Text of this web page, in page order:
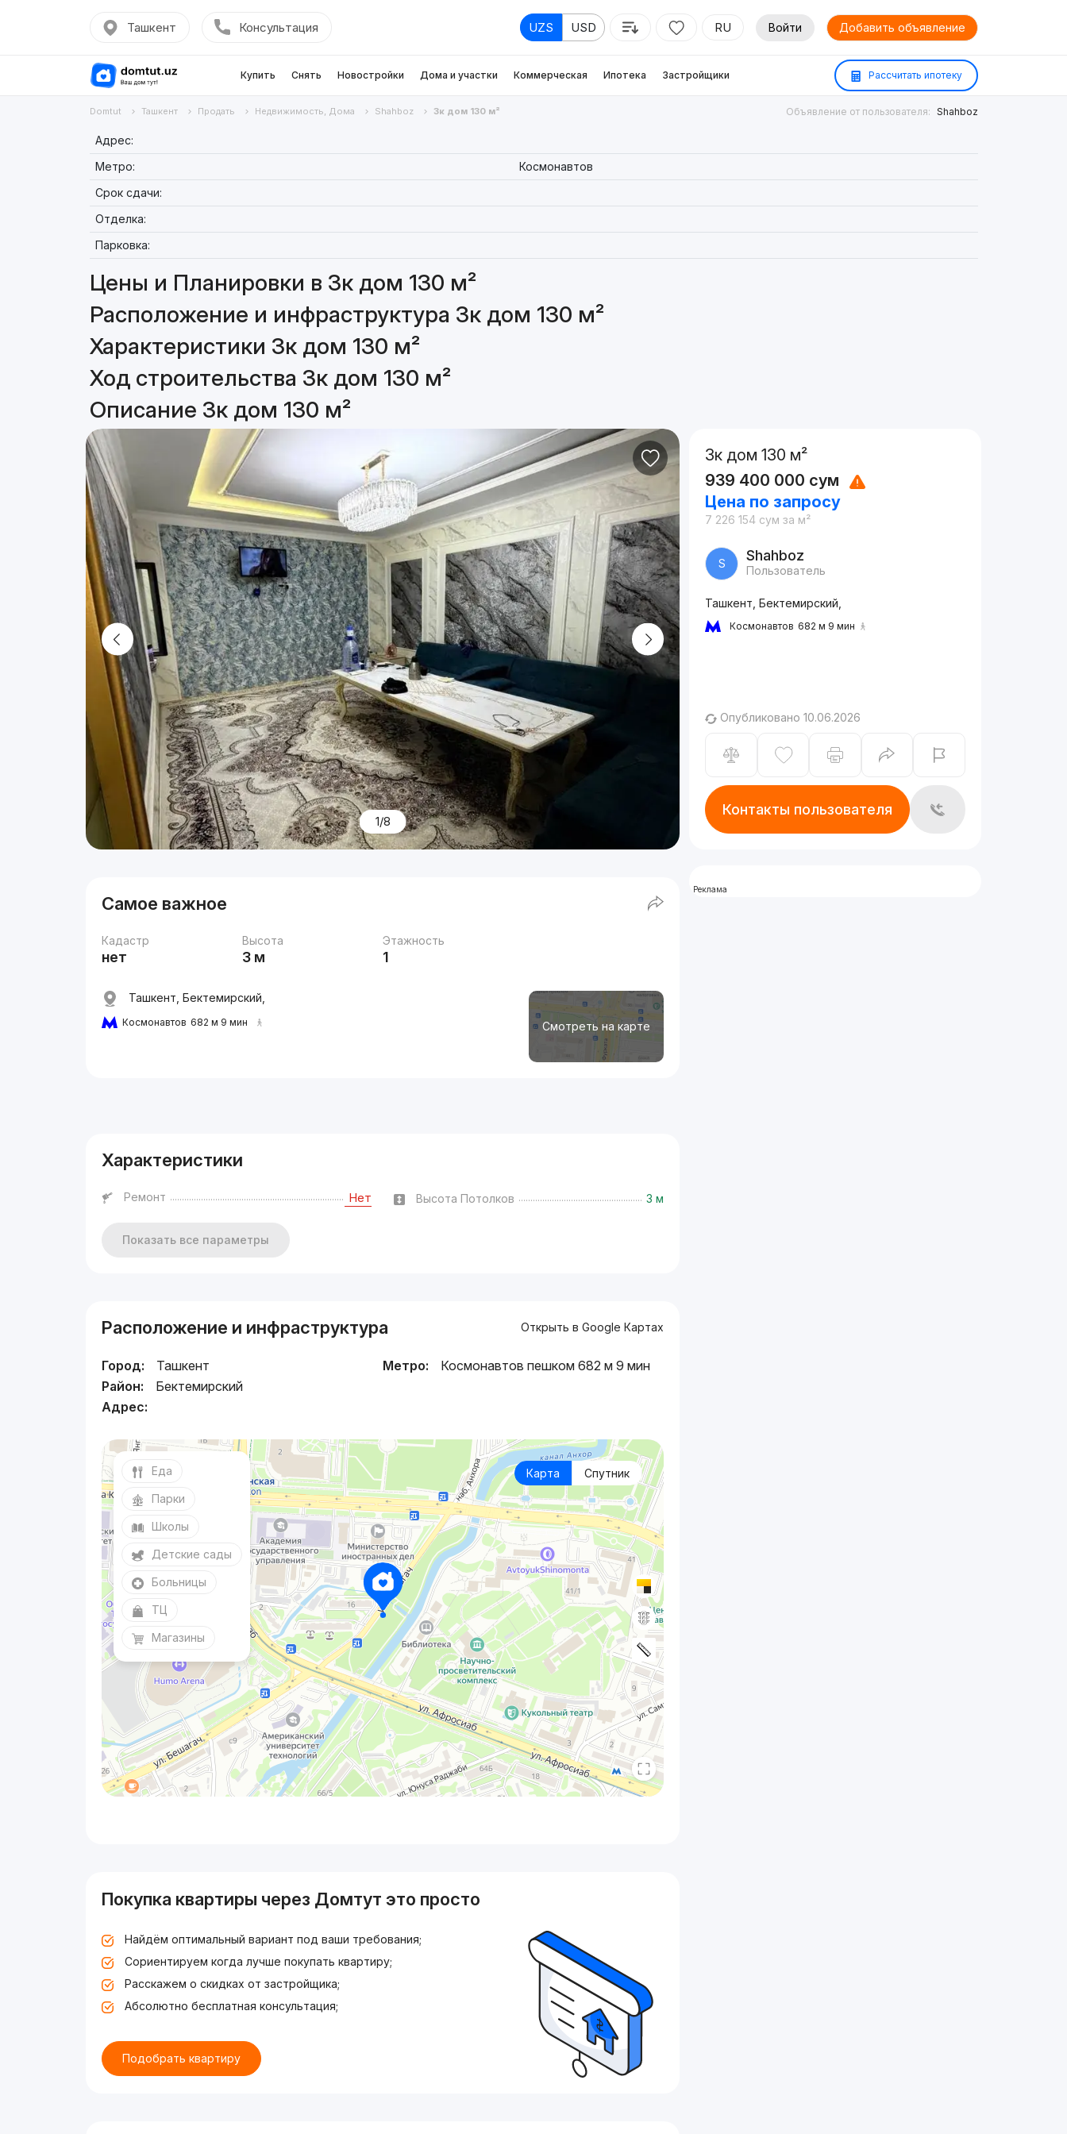
Ташкент Консультация UZS USD RU Войти Добавить объявление
Купить Снять Новостройки Дома и участки Коммерческая Ипотека Застройщики Рассчитать ипотеку
Domtut Ташкент Продать Недвижимость, Дома Shahboz 3к дом 130 м² Объявление от пользователя: Shahboz
Адрес:
Метро:
Космонавтов
Срок сдачи:
Отделка:
Парковка:
Цены и Планировки в 3к дом 130 м²
Расположение и инфраструктура 3к дом 130 м²
Характеристики 3к дом 130 м²
Ход строительства 3к дом 130 м²
Описание 3к дом 130 м²
1/8
Самое важное
Кадастр
нет
Высота
3 м
Этажность
1
Смотреть на карте
Ташкент, Бектемирский,
Космонавтов 682 м 9 мин
Характеристики
Ремонт Нет Высота Потолков 3 м
Показать все параметры
Расположение и инфраструктура Открыть в Google Картах
Город:
Ташкент
Район:
Бектемирский
Адрес:
Метро: Космонавтов пешком 682 м 9 мин
Карта Спутник
Еда
Парки
Школы
Детские сады
Больницы
ТЦ
Магазины
Покупка квартиры через Домтут это просто
Найдём оптимальный вариант под ваши требования;
Сориентируем когда лучше покупать квартиру;
Расскажем о скидках от застройщика;
Абсолютно бесплатная консультация;
Подобрать квартиру
3к дом 130 м²
939 400 000 сум
Цена по запросу
7 226 154 сум за м²
S Shahboz
Пользователь
Ташкент, Бектемирский,
Космонавтов 682 м 9 мин
Опубликовано 10.06.2026
Контакты пользователя
Реклама